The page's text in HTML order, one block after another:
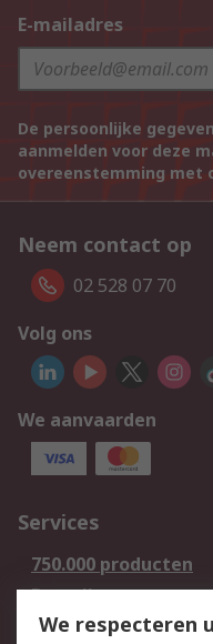
E-mailadres
De persoonlijke
aanmelden voor deze
overeenstemming met
Neem contact op
02 528 07 70
Volg ons
We aanvaarden
Services
750.000 producten
Bestellen
Retouren
We respecteren